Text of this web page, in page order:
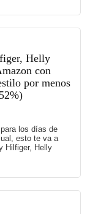
Helly
con
por menos
los días de
esto te va a
Hilfiger, Helly